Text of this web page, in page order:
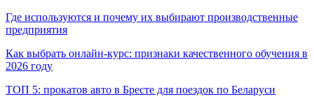
Где используются и почему их выбирают производственные
предприятия
Как выбрать онлайн-курс: признаки качественного обучения в
2026 году
ТОП 5: прокатов авто в Бресте для поездок по Беларуси